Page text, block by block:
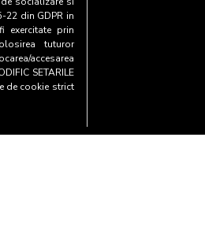
22 din GDPR in
exercitate prin
tuturor
accesarea
SETARILE
de cookie strict